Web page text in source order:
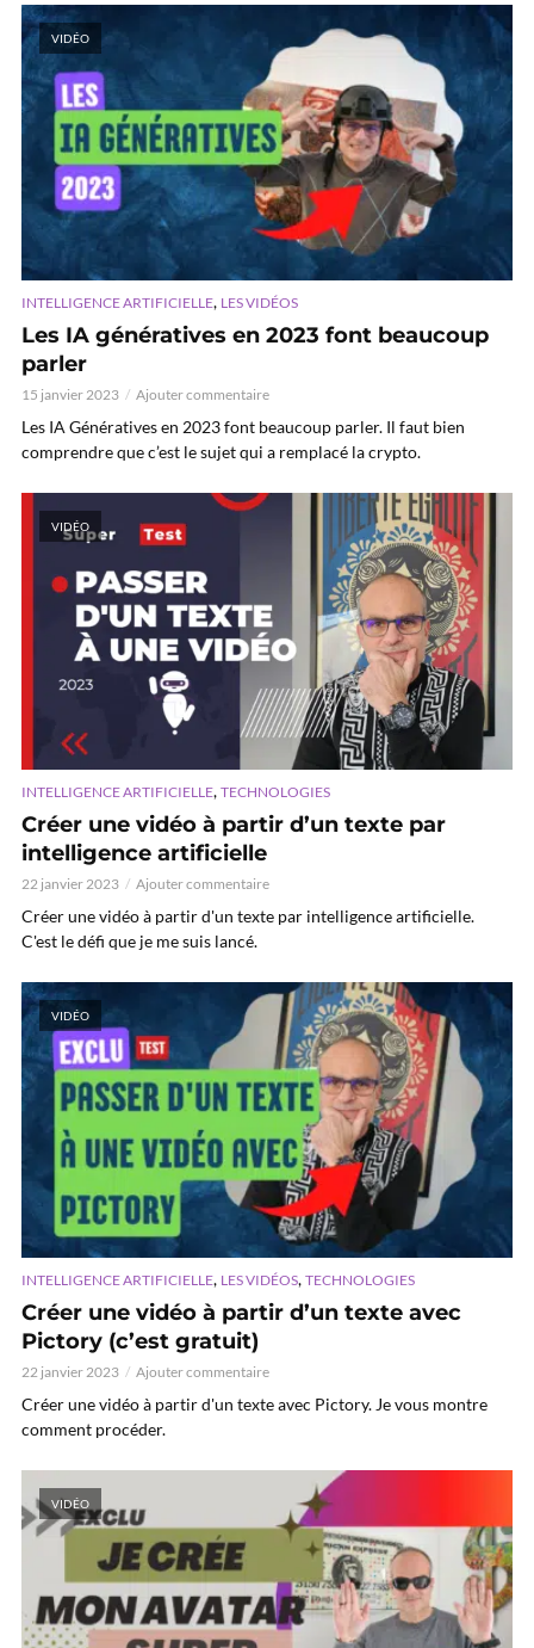
VIDÉO
INTELLIGENCE ARTIFICIELLE, LES VIDÉOS
Les IA génératives en 2023 font beaucoup
parler
15 janvier 2023 Ajouter commentaire
Les IA Génératives en 2023 font beaucoup parler. Il faut bien
comprendre que c’est le sujet qui a remplacé la crypto.
VIDÉO
INTELLIGENCE ARTIFICIELLE, TECHNOLOGIES
Créer une vidéo à partir d’un texte par
intelligence artificielle
22 janvier 2023 Ajouter commentaire
Créer une vidéo à partir d'un texte par intelligence artificielle.
C'est le défi que je me suis lancé.
VIDÉO
INTELLIGENCE ARTIFICIELLE, LES VIDÉOS, TECHNOLOGIES
Créer une vidéo à partir d’un texte avec
Pictory (c’est gratuit)
22 janvier 2023 Ajouter commentaire
Créer une vidéo à partir d'un texte avec Pictory. Je vous montre
comment procéder.
VIDÉO